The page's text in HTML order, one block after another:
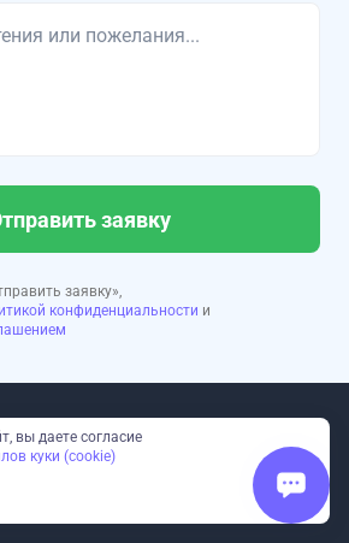
заявку
заявку»,
конфиденциальности и
вы даете согласие
куки (cookie)